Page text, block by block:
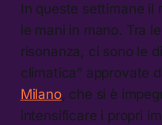
In queste settimane il
le mani in mano. Tra
risonanza, ci sono le
climatica” approvate
Milano, che si è
intensificare i propri